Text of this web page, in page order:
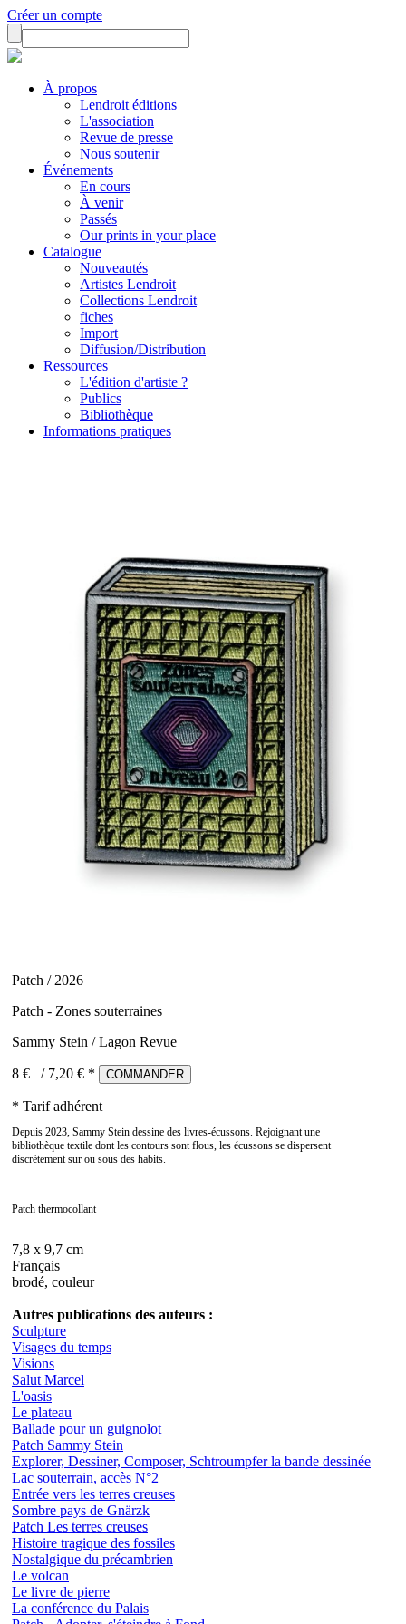
Créer un compte
À propos
Lendroit éditions
L'association
Revue de presse
Nous soutenir
Événements
En cours
À venir
Passés
Our prints in your place
Catalogue
Nouveautés
Artistes Lendroit
Collections Lendroit
fiches
Import
Diffusion/Distribution
Ressources
L'édition d'artiste ?
Publics
Bibliothèque
Informations pratiques
Patch / 2026
Patch - Zones souterraines
Sammy Stein / Lagon Revue
8 € / 7,20 € * COMMANDER
* Tarif adhérent
Depuis 2023, Sammy Stein dessine des livres-écussons. Rejoignant une
bibliothèque textile dont les contours sont flous, les écussons se dispersent
discrètement sur ou sous des habits.
Patch thermocollant
7,8 x 9,7 cm
Français
brodé, couleur
Autres publications des auteurs :
Sculpture
Visages du temps
Visions
Salut Marcel
L'oasis
Le plateau
Ballade pour un guignolot
Patch Sammy Stein
Explorer, Dessiner, Composer, Schtroumpfer la bande dessinée
Lac souterrain, accès N°2
Entrée vers les terres creuses
Sombre pays de Gnärzk
Patch Les terres creuses
Histoire tragique des fossiles
Nostalgique du précambrien
Le volcan
Le livre de pierre
La conférence du Palais